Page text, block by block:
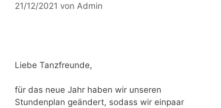
21/12/2021 von Admin
Liebe Tanzfreunde,
für das neue Jahr haben wir unseren
Stundenplan geändert, sodass wir einpaar